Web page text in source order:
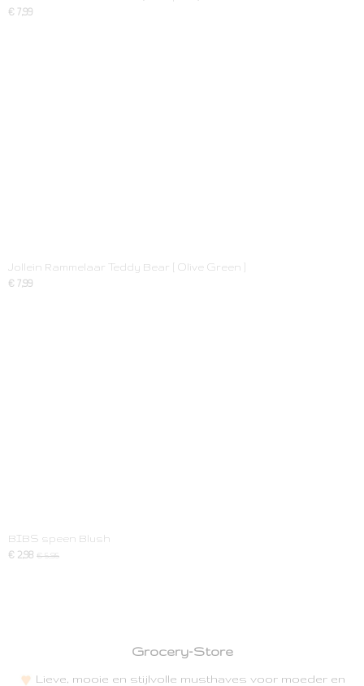
€ 7,99
Jollein Rammelaar Teddy Bear [ Olive Green ]
€ 7,99
BIBS speen Blush
€ 2,98 € 5,95
Grocery-Store
Lieve, mooie en stijlvolle musthaves voor moeder en